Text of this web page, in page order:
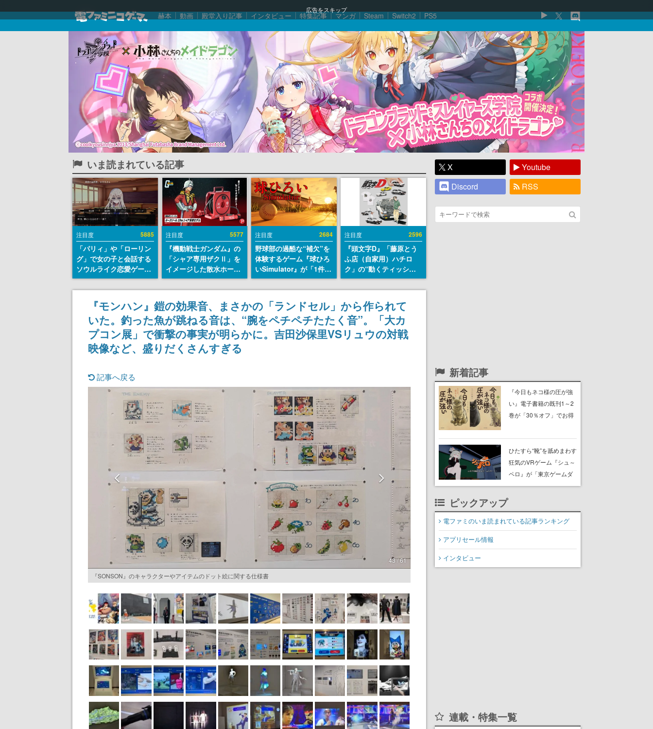
広告をスキップ
赫本 動画 殿堂入り記事 インタビュー 特集記事 マンガ Steam Switch2 PS5
いま読まれている記事
注目度 5885
「パリィ」や「ローリン
グ」で女の子と会話する
ソウルライク恋愛ゲーム
『小早川さんはソウルラ
イク』無料公開。返事に
失敗すると「YOU
DIED」
注目度 5577
『機動戦士ガンダム』の
「シャア専用ザクⅡ」を
イメージした散水ホース
リールが予約開始。本体
にはシャアのパーソナル
マークやジオン公国軍の
エンブレム、型式番号な
どを配置
注目度 2684
野球部の過酷な“補欠”を
体験するゲーム『球ひろ
いSimulator』が「1件」
のウィッシュリストをも
とにチェコ語に対応し
SNSで話題に。『キング
ダム・カム』開発元やチ
ェコのプロ野球選手から
称賛の声
注目度 2596
『頭文字D』「藤原とう
ふ店（自家用）ハチロ
ク」の“動くティッシュ
ケース”が買えるポップ
アップショップが開催
へ。マンガの舞台である
群馬の「イオンモール高
崎」にて、8月11日から8
月20日までの期間限定で
開催予定
『モンハン』鎧の効果音、まさかの「ランドセル」から作られて
いた。釣った魚が跳ねる音は、“腕をペチペチたたく音”。「大カ
プコン展」で衝撃の事実が明らかに。吉田沙保里VSリュウの対戦
映像など、盛りだくさんすぎる
記事へ戻る
43 / 61
『SONSON』のキャラクターやアイテムのドット絵に関する仕様書
X
Youtube
Discord
RSS
新着記事
『今日もネコ様の圧が強
い』電子書籍の既刊1～2
巻が「30％オフ」でお得
たネコたちと、ネコを溺
愛する人間のすれ違いを
描く
ひたすら“靴”を舐めまわす
狂気のVRゲーム『シュ～
ペロ』が「東京ゲームダ
ンジョン」に展示中。キ
前のめり。公式アカウン
トも開設され、2026年リ
ピックアップ
電ファミのいま読まれている記事ランキング
アプリセール情報
インタビュー
連載・特集一覧